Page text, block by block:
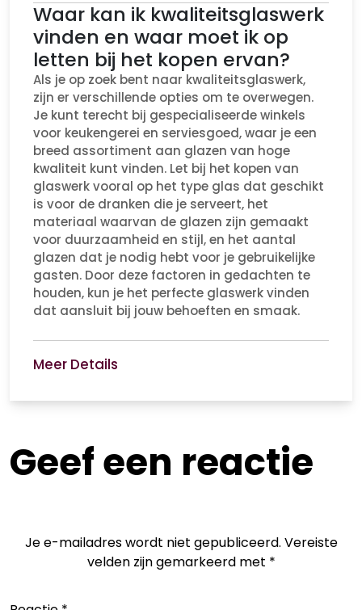
Waar kan ik kwaliteitsglaswerk
vinden en waar moet ik op
letten bij het kopen ervan?
Als je op zoek bent naar kwaliteitsglaswerk,
zijn er verschillende opties om te overwegen.
Je kunt terecht bij gespecialiseerde winkels
voor keukengerei en serviesgoed, waar je een
breed assortiment aan glazen van hoge
kwaliteit kunt vinden. Let bij het kopen van
glaswerk vooral op het type glas dat geschikt
is voor de dranken die je serveert, het
materiaal waarvan de glazen zijn gemaakt
voor duurzaamheid en stijl, en het aantal
glazen dat je nodig hebt voor je gebruikelijke
gasten. Door deze factoren in gedachten te
houden, kun je het perfecte glaswerk vinden
dat aansluit bij jouw behoeften en smaak.
Meer Details
Geef een reactie
Je e-mailadres wordt niet gepubliceerd. Vereiste
velden zijn gemarkeerd met *